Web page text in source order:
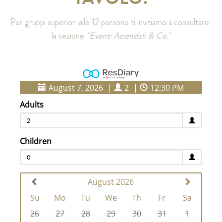
Per gruppi superiori alle 12 persone ti invitiamo a consultare
la sezione "Eventi Aziendali & Co."